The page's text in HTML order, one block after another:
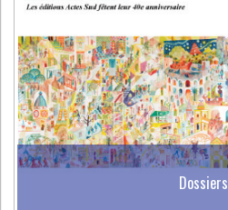
Dossiers